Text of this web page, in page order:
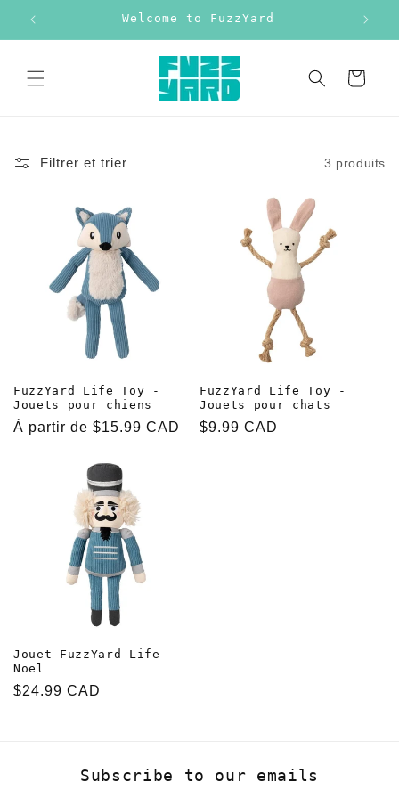
passer
Welcome to FuzzYard
Panier
Filtrer et trier 3 produits
FuzzYard Life Toy -
Jouets pour chiens
Prix
À partir de $15.99 CAD
FuzzYard Life Toy -
Jouets pour chats
Prix
$9.99 CAD
Jouet FuzzYard Life -
Noël
Prix
$24.99 CAD
Subscribe to our emails